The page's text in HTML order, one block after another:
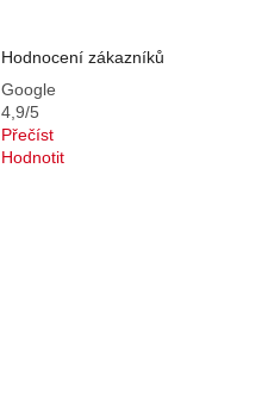
Hodnocení zákazníků
Google
4,9/5
Přečíst
Hodnotit